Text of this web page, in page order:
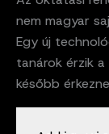
nem magyar
Egy új
tanárok érzik
később